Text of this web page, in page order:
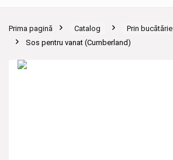
Prima pagină Catalog Prin bucătărie
Sos pentru vanat (Cumberland)